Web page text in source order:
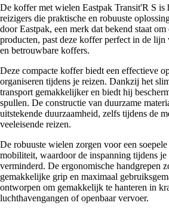
De koffer met wielen Eastpak Transit'R S is
reizigers die praktische en robuuste
door Eastpak, een merk dat bekend staat
producten, past deze koffer perfect in de lijn
en betrouwbare koffers.
Deze compacte koffer biedt een effectieve
organiseren tijdens je reizen. Dankzij het
transport gemakkelijker en biedt hij
spullen. De constructie van duurzame
uitstekende duurzaamheid, zelfs tijdens de
veeleisende reizen.
De robuuste wielen zorgen voor een
mobiliteit, waardoor de inspanning tijdens
verminderd. De ergonomische handgrepen
gemakkelijke grip en maximaal
ontworpen om gemakkelijk te hanteren in
luchthavengangen of openbaar vervoer.